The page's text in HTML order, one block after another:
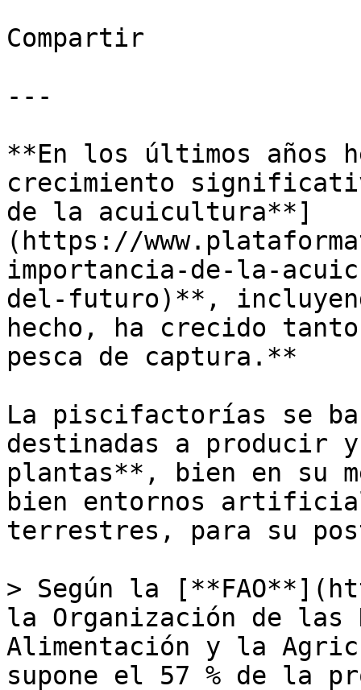
Compartir
---
**En los últimos años
crecimiento
de la acuicultura**]
(https://
importancia-de-la-
del-futuro)**,
hecho, ha crecido
pesca de captura.**
La piscifactorías se
destinadas a producir
plantas**, bien en su
bien entornos
terrestres, para su
> Según la
la Organización de las
Alimentación y la
supone el 57 % de la